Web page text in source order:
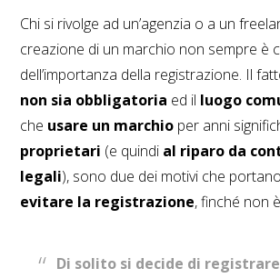
Chi si rivolge ad un’agenzia o a un
creazione di un marchio non sempre è
dell’importanza della registrazione. Il
non sia obbligatoria ed il luogo
che usare un marchio per anni
proprietari (e quindi al riparo da
legali), sono due dei motivi che
evitare la registrazione, finché non
Di solito si decide di